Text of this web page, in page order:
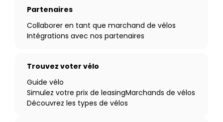
Partenaires
Collaborer en tant que marchand de vélos
Intégrations avec nos partenaires
Trouvez voter vélo
Guide vélo
Simulez votre prix de leasingMarchands de vélos
Découvrez les types de vélos